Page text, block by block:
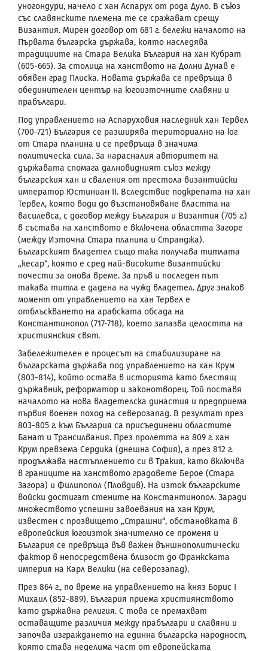
уногондури, начело с хан Аспарух от рода Дуло. В съюз
със славянските племена те се сражават срещу
Византия. Мирен договор от 681 г. бележи началото на
Първата българска държава, която наследява
традициите на Стара Велика България на хан Кубрат
(605-665). За столица на ханството на Долни Дунав е
обявен град Плиска. Новата държава се превръща в
обединителен център на югоизточните славяни и
прабългари.
Под управлението на Аспаруховия наследник хан Тервел
(700-721) България се разширява териториално на юг
от Стара планина и се превръща в значима
политическа сила. За нарасналия авторитет на
държавата спомага далновидният съюз между
българския хан и сваления от престола византийски
император Юстиниан II. Вследствие подкрепата на хан
Тервел, която води до възстановяване властта на
василевса, с договор между България и Византия (705 г.)
в състава на ханството е включена областта Загоре
(между Източна Стара планина и Странджа).
Българският владетел също така получава титлата
„кесар“, която е сред най-високите византийски
почести за онова време. За пръв и последен път
такава титла е дадена на чужд владетел. Друг знаков
момент от управлението на хан Тервел е
отблъскването на арабската обсада на
Константинопол (717-718), което запазва целостта на
християнския свят.
Забележителен е процесът на стабилизиране на
българската държава под управлението на хан Крум
(803-814), който остава в историята като блестящ
държавник, реформатор и законотворец. Той поставя
началото на нова владетелска династия и предприема
първия военен поход на северозапад. В резултат през
803-805 г. към България са присъединени областите
Банат и Трансилвания. През пролетта на 809 г. хан
Крум превзема Сердика (днешна София), а през 812 г.
продължава настъплението си в Тракия, като включва
в границите на ханството градовете Берое (Стара
Загора) и Филипопол (Пловдив). На изток българските
войски достигат стените на Константинопол. Заради
множеството успешни завоевания на хан Крум,
известен с прозвището „Страшни“, обстановката в
европейския югоизток значително се променя и
България се превръща във важен външнополитически
фактор в непосредствена близост до Франкската
империя на Карл Велики (на северозапад).
През 864 г., по време на управлението на княз Борис I
Михаил (852-889), България приема християнството
като държавна религия. С това се премахват
оставащите различия между прабългари и славяни и
започва изграждането на единна българска народност,
която става неделима част от европейската